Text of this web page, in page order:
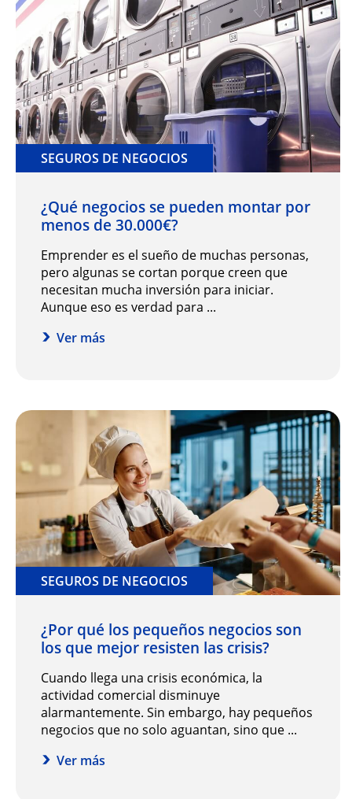
SEGUROS DE NEGOCIOS
¿Qué negocios se pueden montar por
menos de 30.000€?
Emprender es el sueño de muchas personas,
pero algunas se cortan porque creen que
necesitan mucha inversión para iniciar.
Aunque eso es verdad para ...
Ver más
SEGUROS DE NEGOCIOS
¿Por qué los pequeños negocios son
los que mejor resisten las crisis?
Cuando llega una crisis económica, la
actividad comercial disminuye
alarmantemente. Sin embargo, hay pequeños
negocios que no solo aguantan, sino que ...
Ver más